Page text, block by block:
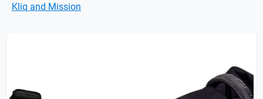
Kliq and Mission